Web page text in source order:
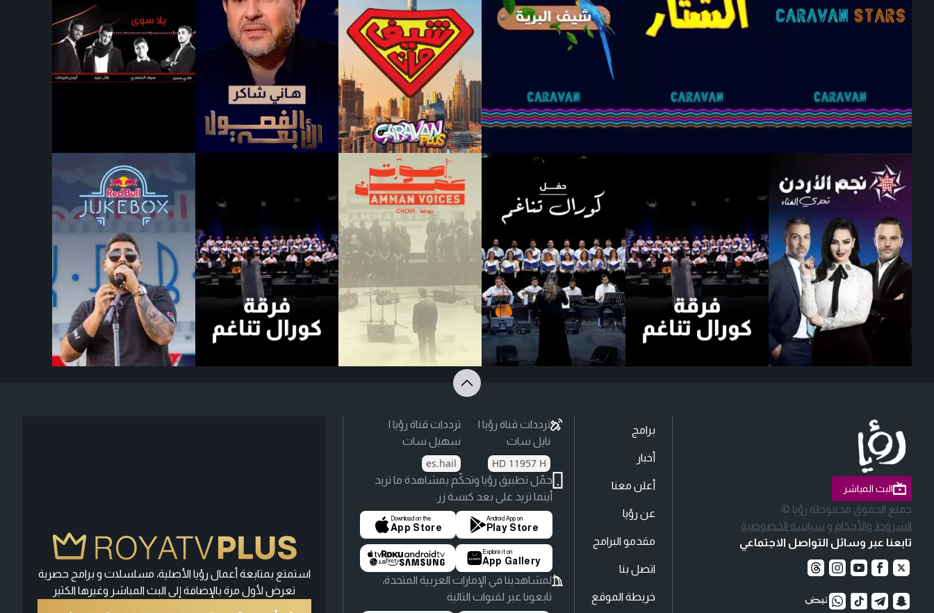
البث المباشر
جميع الحقوق محفوظة رؤيا ©
الشروط والأحكام و سياسة الخصوصية
تابعنا عبر وسائل التواصل الاجتماعي
برامج
أخبار
أعلن معنا
عن رؤيا
مقدمو البرامج
اتصل بنا
خريطة الموقع
ترددات قناة رؤيا |
نايل سات
HD 11957 H
ترددات قناة رؤيا |
سهيل سات
es.hail
حمّل تطبيق رؤيا وتحكّم بمشاهدة ما تريد
أينما تريد على بعد كبسة زر.
Android App on
Play Store
Download on the
App Store
Explore it on
App Gallery
لمشاهدينا في الإمارات العربية المتحدة،
تابعونا عبر لقنوات التالية.
استمتع بمتابعة أعمال رؤيا الأصلية، مسلسلات و برامج حصرية
تعرض لأول مرة بالإضافة إلى البث المباشر وغيرها الكثير